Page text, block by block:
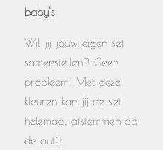
baby's
Wil jij jouw eigen set
samenstellen? Geen
probleem! Met deze
kleuren kan jij de set
helemaal afstemmen op
de outfit.